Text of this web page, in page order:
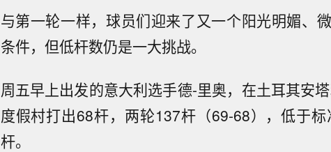
与第一轮一样，球员们迎来了又一个阳光明媚、
条件，但低杆数仍是一大挑战。
周五早上出发的意大利选手德-里奥，在土耳其安
度假村打出68杆，两轮137杆（69-68），低于
杆。